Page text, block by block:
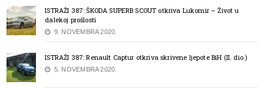
ISTRAŽI 387: ŠKODA SUPERB SCOUT otkriva Lukomir – Život u
dalekoj prošlosti
9. NOVEMBRA 2020.
ISTRAŽI 387: Renault Captur otkriva skrivene ljepote BiH (II. dio.)
5. NOVEMBRA 2020.